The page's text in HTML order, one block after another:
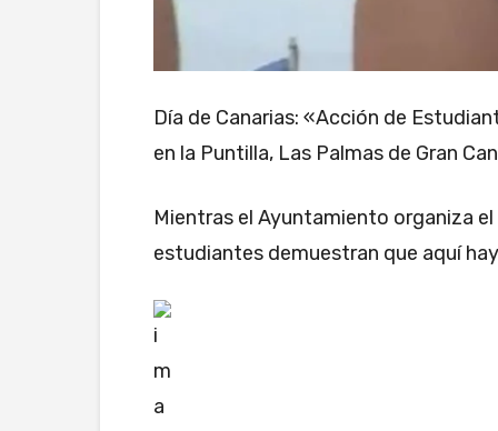
Día de Canarias: «Acción de
en la Puntilla, Las Palmas de Gran
Mientras el Ayuntamiento organiza
estudiantes demuestran que aquí